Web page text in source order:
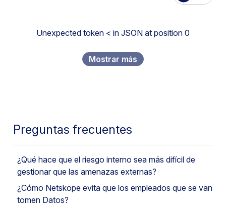
Unexpected token < in JSON at position 0
Mostrar más
Preguntas frecuentes
¿Qué hace que el riesgo interno sea más difícil de
gestionar que las amenazas externas?
¿Cómo Netskope evita que los empleados que se van
tomen Datos?